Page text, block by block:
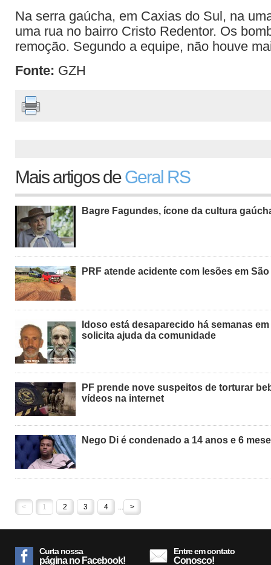
Na serra gaúcha, em Caxias do Sul, na
uma rua no bairro Cristo Redentor. Os
remoção. Segundo a equipe, não houve
Fonte: GZH
Mais artigos deGeral RS
Bagre Fagundes, ícone da cultura
PRF atende acidente com lesões em
Idoso está desaparecido há semanas
solicita ajuda da comunidade
PF prende nove suspeitos de torturar
vídeos na internet
Nego Di é condenado a 14 anos e 6
< 1 2 3 4 ... >
Curta nossa
página no Facebook!
Entre em contato
Conosco!